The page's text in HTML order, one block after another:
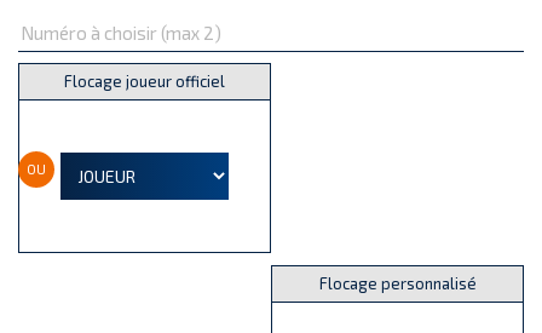
Flocage joueur officiel
OU
Flocage personnalisé